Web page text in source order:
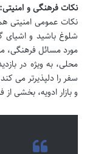
نکات فرهنگی و امنیتی:
نکات عمومی امنیتی
شلوغ باشید و اشیای
مورد مسائل فرهنگی،
محلی، به ویژه در
سفر را دلپذیرتر می
و بازار ادویه، بخشی